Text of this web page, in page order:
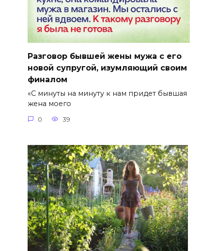
Разговор бывшей жены мужа с его
новой супругой, изумляющий своим
финалом
«С минуты на минуту к нам придет бывшая
жена моего
0 39